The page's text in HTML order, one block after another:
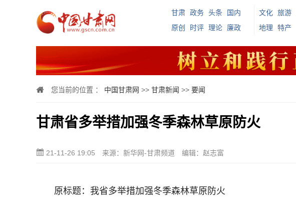
甘肃 政务 头条
国内
原创
时评 理论 廉政
文化 旅游
地理
特产
您当前的位置 ： 中国甘肃网 >> 甘肃新闻 >> 要闻
甘肃省多举措加强冬季森林草原防火
21-11-26 19:05 来源：新华网-甘肃频道 编辑：赵志富
原标题：我省多举措加强冬季森林草原防火